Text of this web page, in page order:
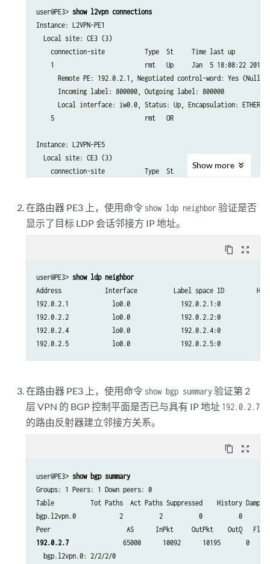
user@PE3> show l2vpn connections
Instance: L2VPN-PE1
  Local site: CE3 (3)
connection-site           Type  St     Time last up
1                         rmt   Up     Jan  5 18:08:22 2010
      Remote PE: 192.0.2.1, Negotiated control-word: Yes (Null)
      Incoming label: 800000, Outgoing label: 800000
Local interface: iw0.0, Status: Up, Encapsulation:
    5                         rmt   OR
Instance: L2VPN-PE5
  Local site: CE3 (3)
connection-site           Type  St     Time last up
      Remote PE: 192.0.2.5, Negotiated control-word: Yes (Null)
      Incoming label: 800002, Outgoing label: 800000
      Local interface:
iw0.1,
Show more
在路由器 PE3 上，使用命令 show ldp neighbor验证是否
显示了目标 LDP 会话邻接方 IP 地址。
content_copy zoom_out_map
user@PE3> show ldp neighbor
Address            Interface          Label space ID
192.0.2.1            lo0.0              192.0.2.1:0
192.0.2.2            lo0.0              192.0.2.2:0
192.0.2.4            lo0.0              192.0.2.4:0
在路由器 PE3 上，使用命令 show bgp summary验证第 2
层 VPN 的 BGP 控制平面是否已与具有 IP 地址 192.0.2.7
的路由反射器建立邻接方关系。
content_copy zoom_out_map
user@PE3> show bgp summary
Groups: 1 Peers: 1 Down peers: 0
Table          Tot Paths  Act Paths Suppressed    History Damp
bgp.l2vpn.0            2          2          0          0
192.0.2.7
65000      10092      10195       0
  bgp.l2vpn.0: 2/2/2/0